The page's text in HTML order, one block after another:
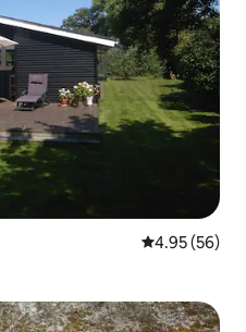
平均评分
4.95 (56)